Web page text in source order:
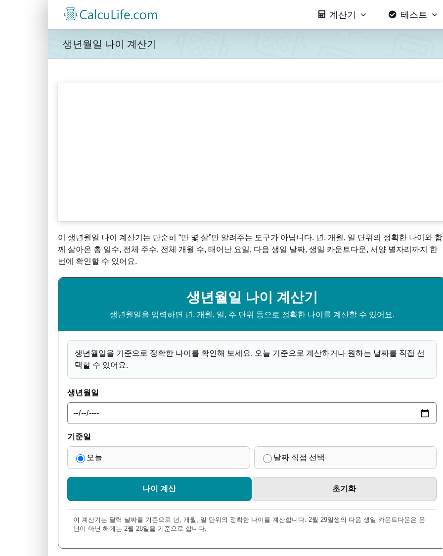
계산기 테스트
생년월일 나이 계산기
이 생년월일 나이 계산기는 단순히 “만 몇 살”만 알려주는 도구가 아닙니다. 년, 개월, 일 단위의 정확한 나이와 함
께 살아온 총 일수, 전체 주수, 전체 개월 수, 태어난 요일, 다음 생일 날짜, 생일 카운트다운, 서양 별자리까지 한
번에 확인할 수 있어요.
생년월일 나이 계산기
생년월일을 입력하면 년, 개월, 일, 주 단위 등으로 정확한 나이를 계산할 수 있어요.
생년월일을 기준으로 정확한 나이를 확인해 보세요. 오늘 기준으로 계산하거나 원하는 날짜를 직접 선
택할 수 있어요.
생년월일
기준일
오늘 날짜 직접 선택
나이 계산 초기화
이 계산기는 달력 날짜를 기준으로 년, 개월, 일 단위의 정확한 나이를 계산합니다. 2월 29일생의 다음 생일 카운트다운은 윤
년이 아닌 해에는 2월 28일을 기준으로 합니다.